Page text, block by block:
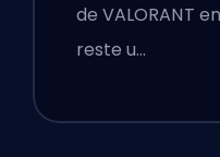
de VALORANT
reste u…